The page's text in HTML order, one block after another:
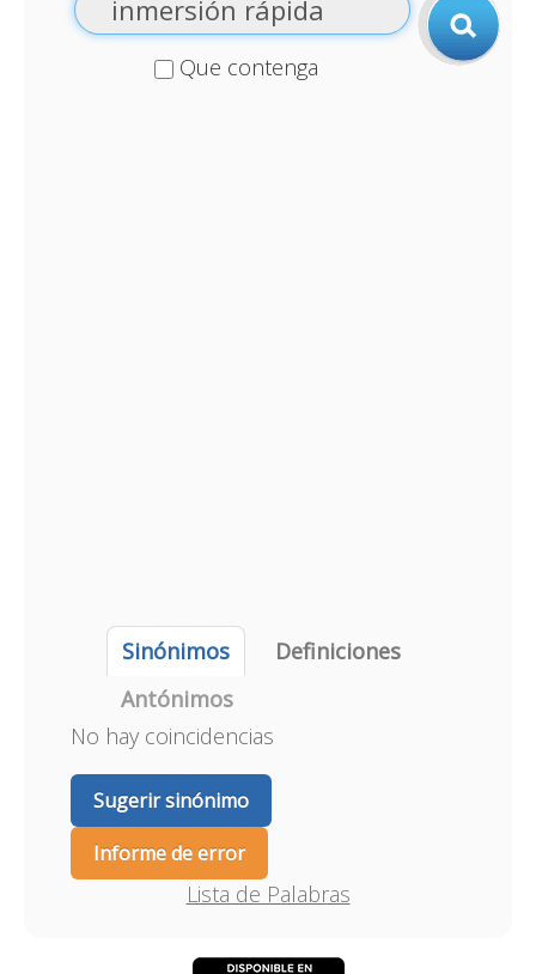
Que contenga
Sinónimos
Definiciones
Antónimos
No hay coincidencias
Sugerir sinónimo
Informe de error
Lista de Palabras